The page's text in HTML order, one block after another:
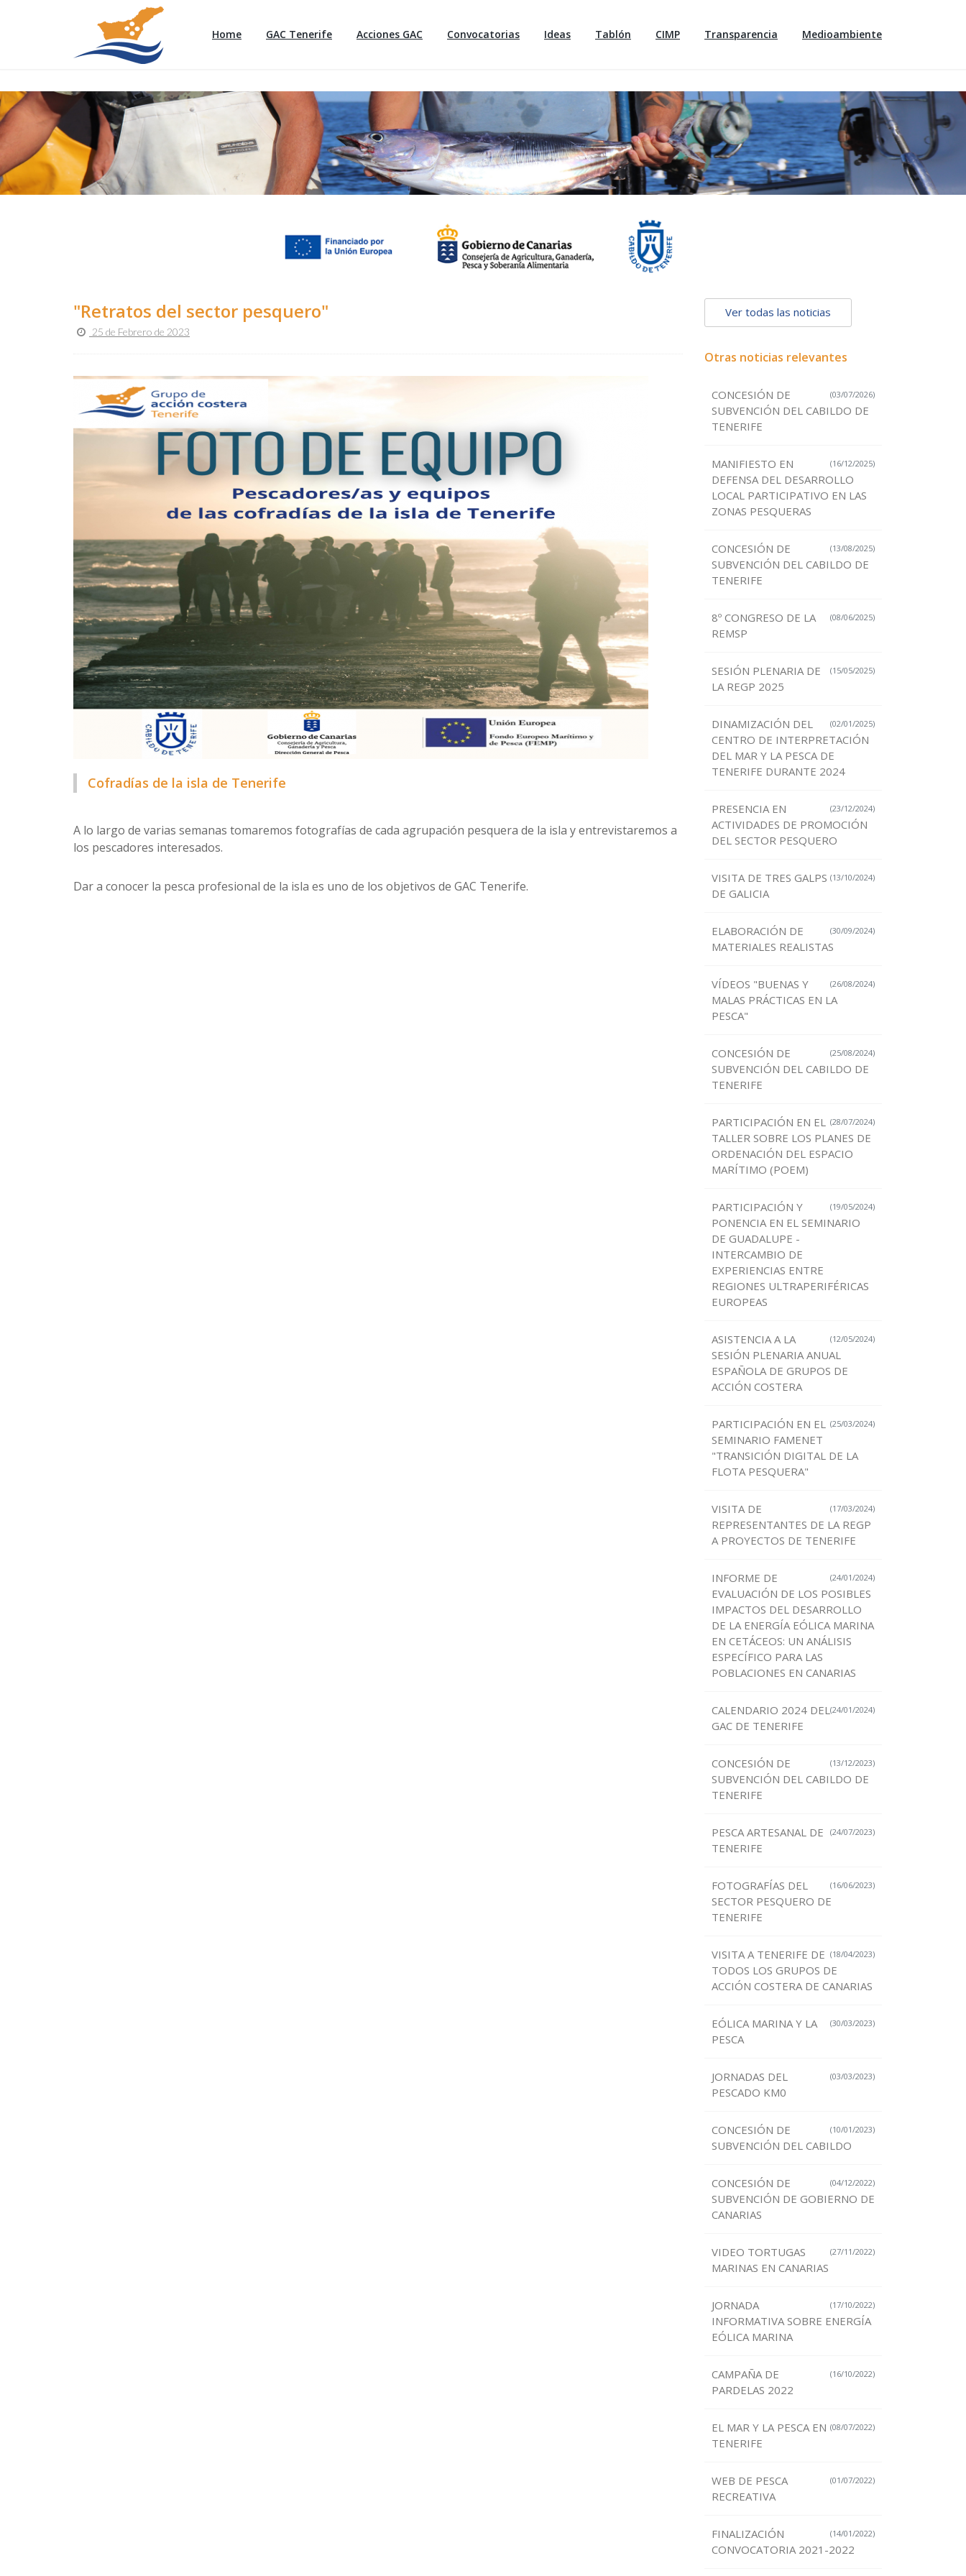
Home GAC Tenerife Acciones GAC Convocatorias Ideas Tablón CIMP Transparencia Medioambiente
"Retratos del sector pesquero"
25 de Febrero de 2023
Cofradías de la isla de Tenerife
A lo largo de varias semanas tomaremos fotografías de cada agrupación pesquera de la isla y entrevistaremos a
los pescadores interesados.
Dar a conocer la pesca profesional de la isla es uno de los objetivos de GAC Tenerife.
Ver todas las noticias
Otras noticias relevantes
(03/07/2026)
CONCESIÓN DE
SUBVENCIÓN DEL CABILDO DE
TENERIFE
(16/12/2025)
MANIFIESTO EN
DEFENSA DEL DESARROLLO
LOCAL PARTICIPATIVO EN LAS
ZONAS PESQUERAS
(13/08/2025)
CONCESIÓN DE
SUBVENCIÓN DEL CABILDO DE
TENERIFE
(08/06/2025)
8º CONGRESO DE LA
REMSP
(15/05/2025)
SESIÓN PLENARIA DE
LA REGP 2025
(02/01/2025)
DINAMIZACIÓN DEL
CENTRO DE INTERPRETACIÓN
DEL MAR Y LA PESCA DE
TENERIFE DURANTE 2024
(23/12/2024)
PRESENCIA EN
ACTIVIDADES DE PROMOCIÓN
DEL SECTOR PESQUERO
(13/10/2024)
VISITA DE TRES GALPS
DE GALICIA
(30/09/2024)
ELABORACIÓN DE
MATERIALES REALISTAS
(26/08/2024)
VÍDEOS "BUENAS Y
MALAS PRÁCTICAS EN LA
PESCA"
(25/08/2024)
CONCESIÓN DE
SUBVENCIÓN DEL CABILDO DE
TENERIFE
(28/07/2024)
PARTICIPACIÓN EN EL
TALLER SOBRE LOS PLANES DE
ORDENACIÓN DEL ESPACIO
MARÍTIMO (POEM)
(19/05/2024)
PARTICIPACIÓN Y
PONENCIA EN EL SEMINARIO
DE GUADALUPE -
INTERCAMBIO DE
EXPERIENCIAS ENTRE
REGIONES ULTRAPERIFÉRICAS
EUROPEAS
(12/05/2024)
ASISTENCIA A LA
SESIÓN PLENARIA ANUAL
ESPAÑOLA DE GRUPOS DE
ACCIÓN COSTERA
(25/03/2024)
PARTICIPACIÓN EN EL
SEMINARIO FAMENET
"TRANSICIÓN DIGITAL DE LA
FLOTA PESQUERA"
(17/03/2024)
VISITA DE
REPRESENTANTES DE LA REGP
A PROYECTOS DE TENERIFE
(24/01/2024)
INFORME DE
EVALUACIÓN DE LOS POSIBLES
IMPACTOS DEL DESARROLLO
DE LA ENERGÍA EÓLICA MARINA
EN CETÁCEOS: UN ANÁLISIS
ESPECÍFICO PARA LAS
POBLACIONES EN CANARIAS
(24/01/2024)
CALENDARIO 2024 DEL
GAC DE TENERIFE
(13/12/2023)
CONCESIÓN DE
SUBVENCIÓN DEL CABILDO DE
TENERIFE
(24/07/2023)
PESCA ARTESANAL DE
TENERIFE
(16/06/2023)
FOTOGRAFÍAS DEL
SECTOR PESQUERO DE
TENERIFE
(18/04/2023)
VISITA A TENERIFE DE
TODOS LOS GRUPOS DE
ACCIÓN COSTERA DE CANARIAS
(30/03/2023)
EÓLICA MARINA Y LA
PESCA
(03/03/2023)
JORNADAS DEL
PESCADO KM0
(10/01/2023)
CONCESIÓN DE
SUBVENCIÓN DEL CABILDO
(04/12/2022)
CONCESIÓN DE
SUBVENCIÓN DE GOBIERNO DE
CANARIAS
(27/11/2022)
VIDEO TORTUGAS
MARINAS EN CANARIAS
(17/10/2022)
JORNADA
INFORMATIVA SOBRE ENERGÍA
EÓLICA MARINA
(16/10/2022)
CAMPAÑA DE
PARDELAS 2022
(08/07/2022)
EL MAR Y LA PESCA EN
TENERIFE
(01/07/2022)
WEB DE PESCA
RECREATIVA
(14/01/2022)
FINALIZACIÓN
CONVOCATORIA 2021-2022